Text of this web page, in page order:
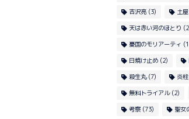
吉沢亮(3) 土
天は赤い河のほとり
憂国のモリアーティ
日焼け止め(2)
殺生丸(7) 炎
無料トライアル(2)
考察(73) 聖女